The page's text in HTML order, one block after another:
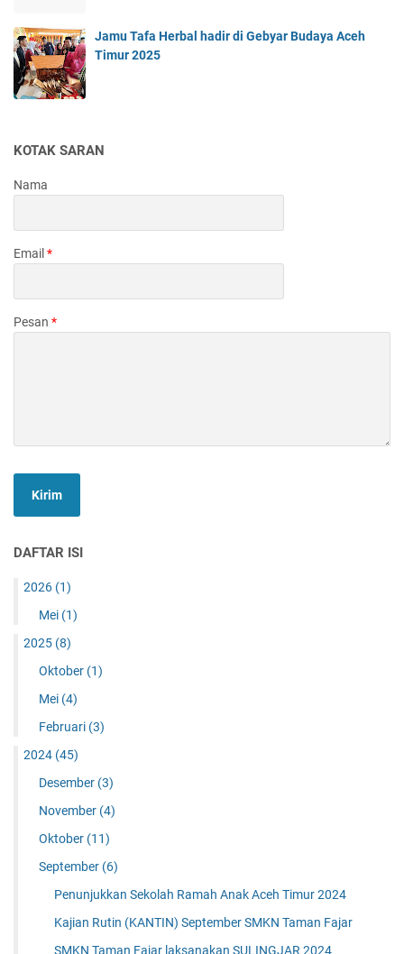
Jamu Tafa Herbal hadir di Gebyar Budaya Aceh
Timur 2025
KOTAK SARAN
Nama
Email *
Pesan *
DAFTAR ISI
2026 (1)
Mei (1)
2025 (8)
Oktober (1)
Mei (4)
Februari (3)
2024 (45)
Desember (3)
November (4)
Oktober (11)
September (6)
Penunjukkan Sekolah Ramah Anak Aceh Timur 2024
Kajian Rutin (KANTIN) September SMKN Taman Fajar
SMKN Taman Fajar laksanakan SULINGJAR 2024